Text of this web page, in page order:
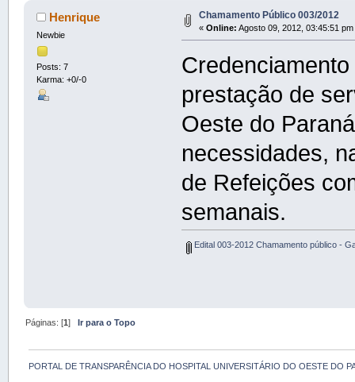
Henrique
Newbie
Posts: 7
Karma: +0/-0
Chamamento Público 003/2012
« Online: Agosto 09, 2012, 03:45:51 pm
prestação de
Oeste do
necessidades,
de Refeições
semanais.
Edital 003-2012 Chamamento público -
Páginas: [1]Ir para o Topo
PORTAL DE TRANSPARÊNCIA DO HOSPITAL UNIVERSITÁRIO DO OESTE DO